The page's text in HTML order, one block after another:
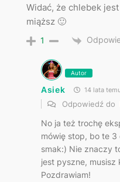
Widać, że chlebek
miąższ 🙂
1
Autor
Asiek 14 lata
Odpowiedź do
No ja też trochę
mówię stop, bo te
smak:) Nie znaczy
jest pyszne, musisz
Pozdrawiam!